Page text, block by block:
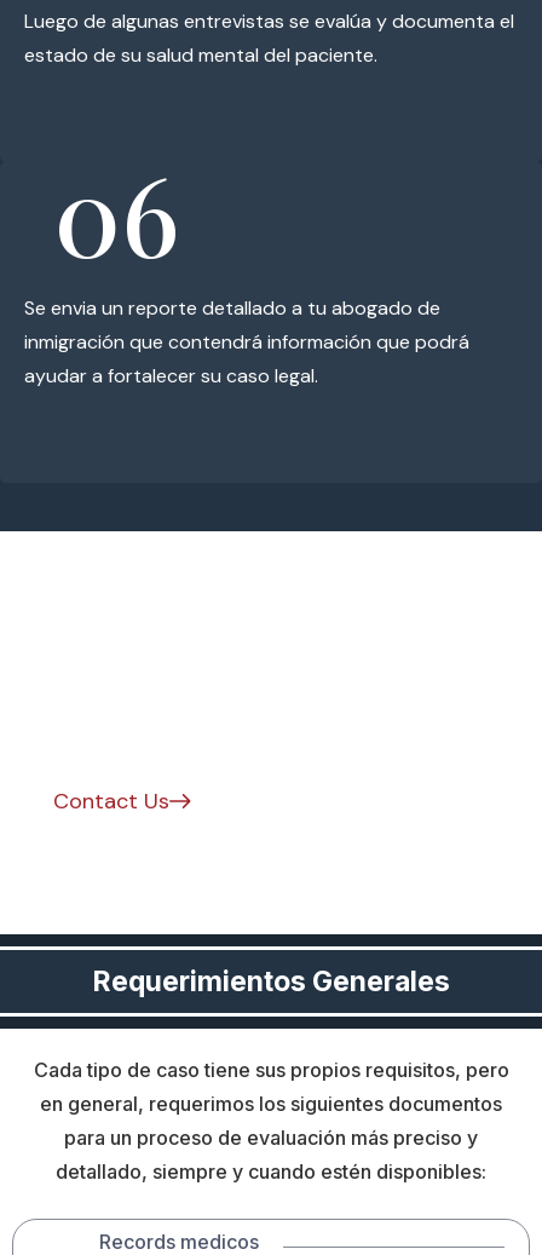
Luego de algunas entrevistas se evalúa y documenta el
estado de su salud mental del paciente.
06
Se envia un reporte detallado a tu abogado de
inmigración que contendrá información que podrá
ayudar a fortalecer su caso legal.
Contact Us
Requerimientos Generales
Cada tipo de caso tiene sus propios requisitos, pero
en general, requerimos los siguientes documentos
para un proceso de evaluación más preciso y
detallado, siempre y cuando estén disponibles:
Records medicos